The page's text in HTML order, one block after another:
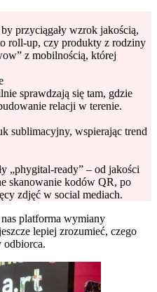
przyciągały wzrok jakością,
roll-up, czy produkty z rodziny
z mobilnością, której
sprawdzają się tam, gdzie
relacji w terenie.
sublimacyjny, wspierając trend
„phygital-ready” – od jakości
skanowanie kodów QR, po
zdjęć w social mediach.
platforma wymiany
lepiej zrozumieć, czego
odbiorca.